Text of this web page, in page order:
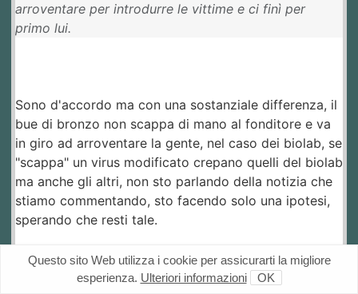
arroventare per introdurre le vittime e ci finì per
primo lui.
Sono d'accordo ma con una sostanziale differenza, il
bue di bronzo non scappa di mano al fonditore e va
in giro ad arroventare la gente, nel caso dei biolab, se
"scappa" un virus modificato crepano quelli del biolab
ma anche gli altri, non sto parlando della notizia che
stiamo commentando, sto facendo solo una ipotesi,
sperando che resti tale.
Il fiume karma e' sempre li' con le sue rive comode-
Questo sito Web utilizza i cookie per assicurarti la migliore
esperienza. Ulteriori informazioni OK